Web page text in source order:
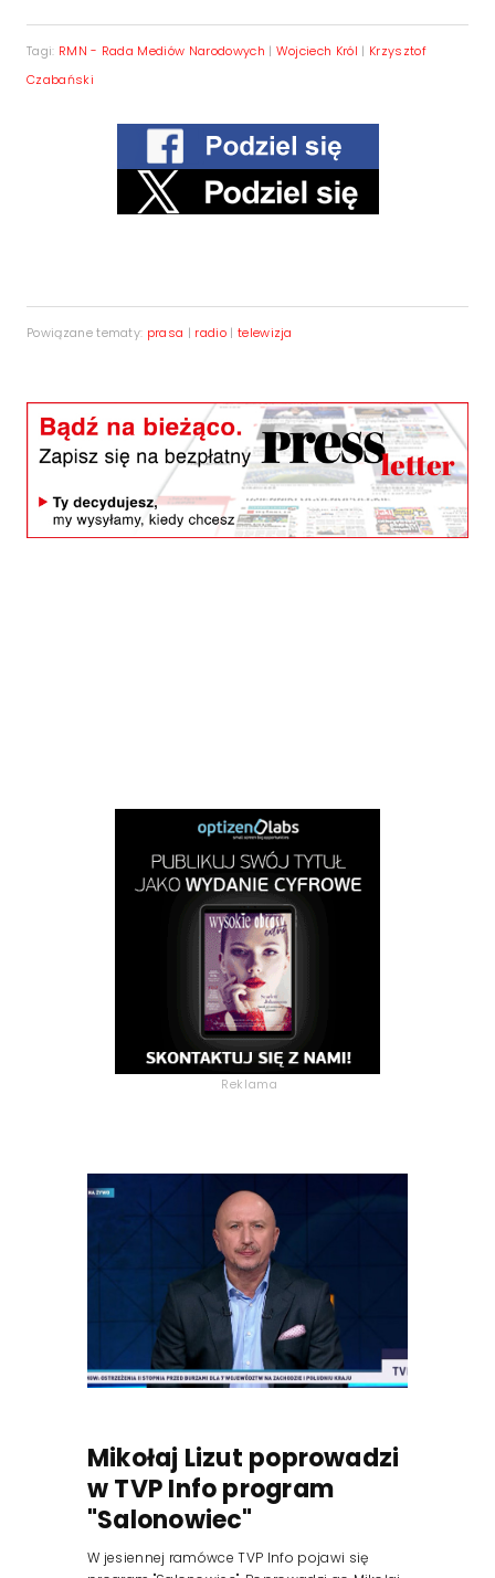
Tagi: RMN - Rada Mediów Narodowych | Wojciech Król | Krzysztof
Czabański
Powiązane tematy: prasa | radio| telewizja
Reklama
Mikołaj Lizut poprowadzi
w TVP Info program
"Salonowiec"
W jesiennej ramówce TVP Info pojawi się